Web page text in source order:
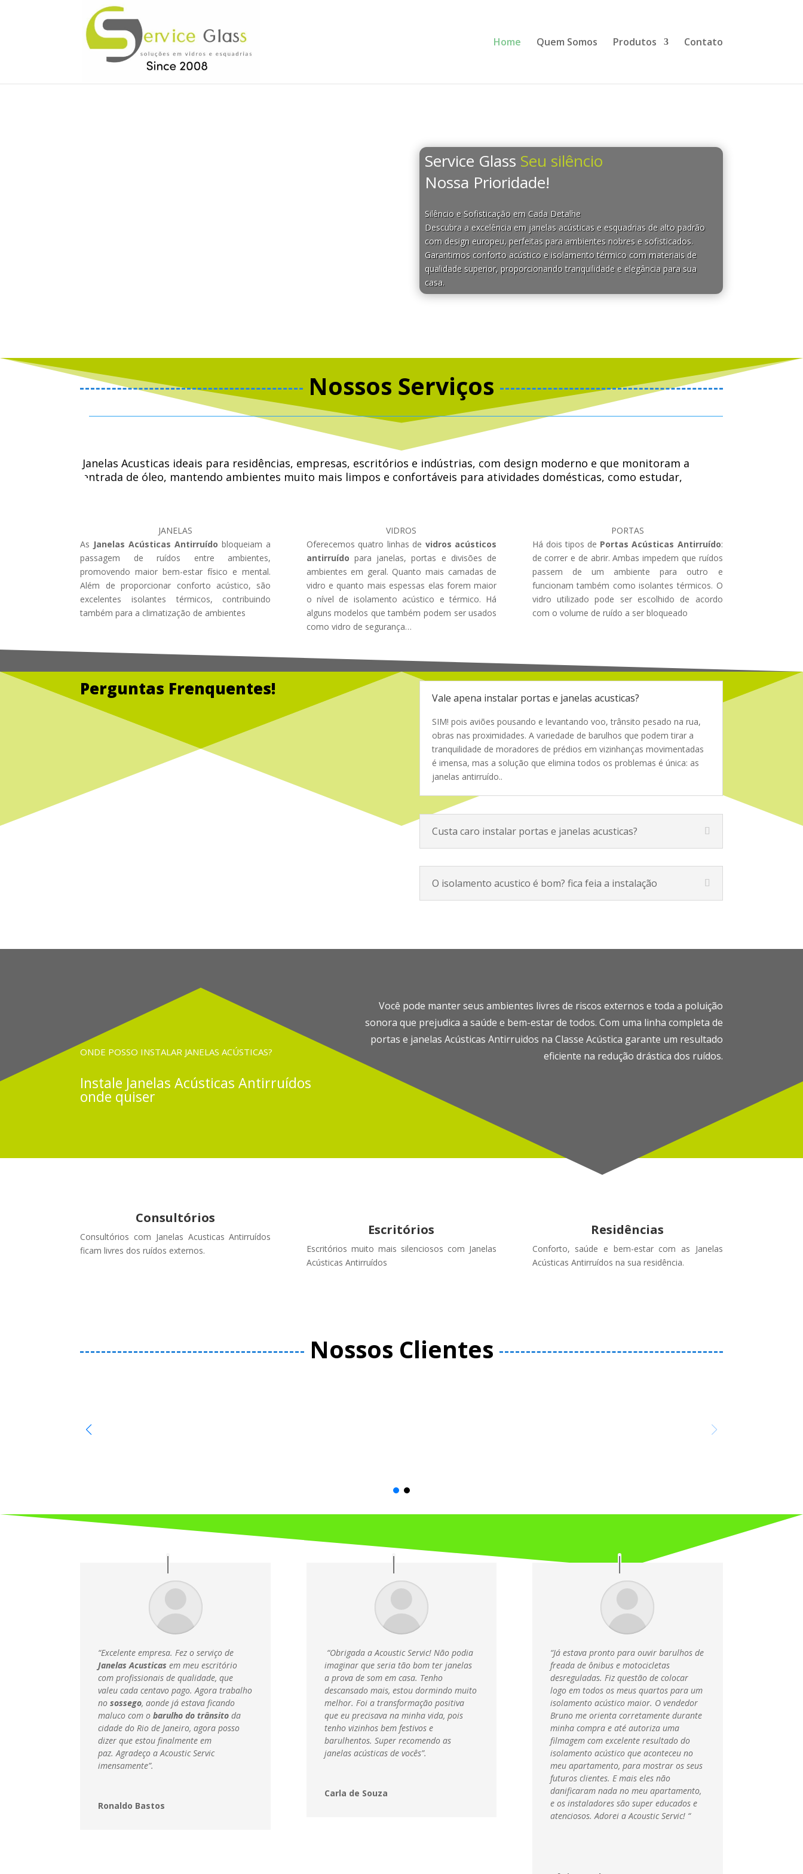
Home Quem Somos Produtos Contato
Service Glass Seu silêncio
Nossa Prioridade!
Silêncio e Sofisticação em Cada Detalhe
Descubra a excelência em janelas acústicas e esquadrias de alto padrão
com design europeu, perfeitas para ambientes nobres e sofisticados.
Garantimos conforto acústico e isolamento térmico com materiais de
qualidade superior, proporcionando tranquilidade e elegância para sua
casa.
Nossos Serviços
Janelas Acusticas ideais para residências, empresas, escritórios e indústrias, com design moderno e que monitoram a
entrada de óleo, mantendo ambientes muito mais limpos e confortáveis ​​para atividades domésticas, como estudar,
JANELAS
As Janelas Acústicas Antirruído bloqueiam a
passagem de ruídos entre ambientes,
promovendo maior bem-estar físico e mental.
Além de proporcionar conforto acústico, são
excelentes isolantes térmicos, contribuindo
também para a climatização de ambientes
VIDROS
Oferecemos quatro linhas de vidros acústicos
antirruído para janelas, portas e divisões de
ambientes em geral. Quanto mais camadas de
vidro e quanto mais espessas elas forem maior
o nível de isolamento acústico e térmico. Há
alguns modelos que também podem ser usados
como vidro de segurança…
PORTAS
Há dois tipos de Portas Acústicas Antirruído:
de correr e de abrir. Ambas impedem que ruídos
passem de um ambiente para outro e
funcionam também como isolantes térmicos. O
vidro utilizado pode ser escolhido de acordo
com o volume de ruído a ser bloqueado
Perguntas Frenquentes!
Service
Glass
Vale apena instalar portas e janelas acusticas?
SIM! pois aviões pousando e levantando voo, trânsito pesado na rua,
obras nas proximidades. A variedade de barulhos que podem tirar a
tranquilidade de moradores de prédios em vizinhanças movimentadas
é imensa, mas a solução que elimina todos os problemas é única: as
janelas antirruído..
Custa caro instalar portas e janelas acusticas?
O isolamento acustico é bom? fica feia a instalação
ONDE POSSO INSTALAR JANELAS ACÚSTICAS?
Instale Janelas AcústicasAntirruídos
onde quiser
Você pode manter seus ambientes livres de riscos externos e toda a poluição
sonora que prejudica a saúde e bem-estar de todos. Com uma linha completa de
portas e janelas Acústicas Antirruidos na Classe Acústica garante um resultado
eficiente na redução drástica dos ruídos.
Consultórios
Consultórios com Janelas Acusticas Antirruídos
ficam livres dos ruídos externos.
Escritórios
Escritórios muito mais silenciosos com Janelas
Acústicas Antirruídos
Residências
Conforto, saúde e bem-estar com as Janelas
Acústicas Antirruídos na sua residência.
Nossos Clientes
“Excelente empresa. Fez o serviço de
Janelas Acusticas em meu escritório
com profissionais de qualidade, que
valeu cada centavo pago. Agora trabalho
nosossego, aonde já estava ficando
maluco com obarulho do trânsito da
cidade do Rio de Janeiro, agora posso
dizer que estou finalmente em
paz.Agradeço a Acoustic Servic
imensamente”.
Ronaldo Bastos
“Obrigada a Acoustic Servic! Não podia
imaginar que seria tão bom ter janelas
a prova de som em casa. Tenho
descansado mais, estou dormindo muito
melhor. Foi a transformação positiva
que eu precisava na minha vida, pois
tenho vizinhos bem festivos e
barulhentos. Super recomendo as
janelas acústicas de vocês”.
Carla de Souza
“Já estava pronto para ouvir barulhos de
freada de ônibus e motocicletas
desreguladas. Fiz questão de colocar
logo em todos os meus quartos para um
isolamento acústico maior. O vendedor
Bruno me orienta corretamente durante
minha compra e até autoriza uma
filmagem com excelente resultado do
isolamento acústico que aconteceu no
meu apartamento, para mostrar os seus
futuros clientes. E mais eles não
danificaram nada no meu apartamento,
e os instaladores são super educados e
atenciosos. Adorei a Acoustic Servic! “